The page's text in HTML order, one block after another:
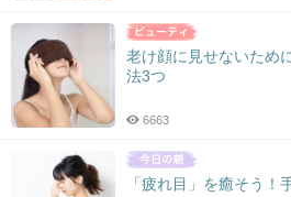
老け顔に見せないため
法3つ
6663
「疲れ目」を癒そう！